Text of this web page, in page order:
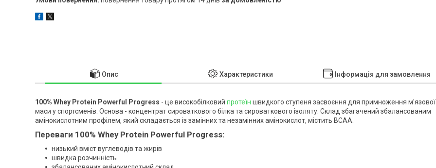
Опис Характеристики Інформація для замовлення
100% Whey Protein Powerful Progress - це високобілковий протеїн швидкого ступеня засвоєння для примноження м'язової
маси у спортсменів. Основа - концентрат сироваткового білка та сироваткового ізоляту. Склад збагачений збалансованим
амінокислотним профілем, який складається із замінних та незамінних амінокислот, містить ВСАА.
Переваги 100% Whey Protein Powerful Progress:
низький вміст вуглеводів та жирів
швидка розчинність